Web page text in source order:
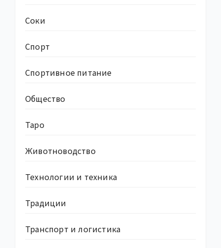
Соки
Спорт
Спортивное питание
Общество
Таро
Животноводство
Технологии и техника
Традиции
Транспорт и логистика